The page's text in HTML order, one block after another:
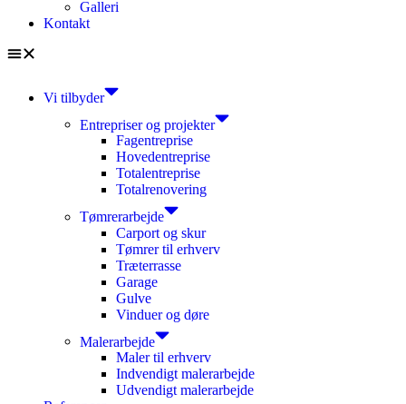
Galleri
Kontakt
Vi tilbyder
Entrepriser og projekter
Fagentreprise
Hovedentreprise
Totalentreprise
Totalrenovering
Tømrerarbejde
Carport og skur
Tømrer til erhverv
Træterrasse
Garage
Gulve
Vinduer og døre
Malerarbejde
Maler til erhverv
Indvendigt malerarbejde
Udvendigt malerarbejde